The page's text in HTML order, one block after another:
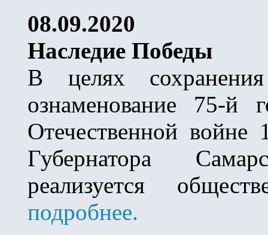
08.09.2020
Наследие Победы
В целях
ознаменование 75-
Отечественной войне
Губернатора
реализуется
подробнее.